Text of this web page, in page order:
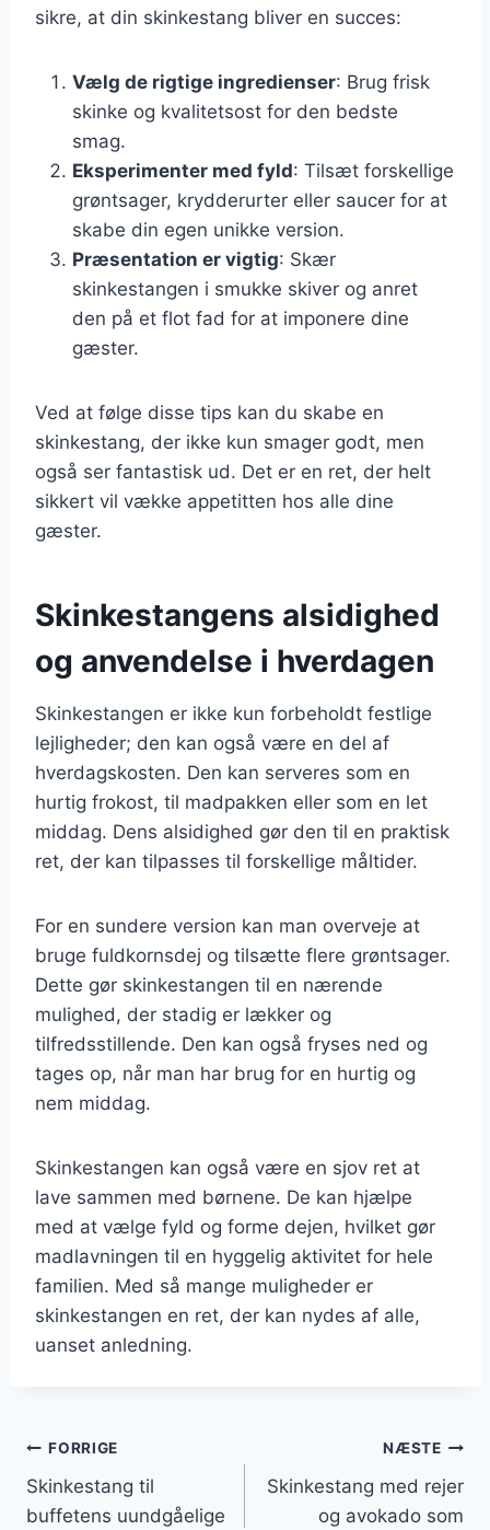
sikre, at din skinkestang bliver en succes:
Vælg de rigtige ingredienser: Brug frisk
skinke og kvalitetsost for den bedste
smag.
Eksperimenter med fyld: Tilsæt forskellige
grøntsager, krydderurter eller saucer for at
skabe din egen unikke version.
Præsentation er vigtig: Skær
skinkestangen i smukke skiver og anret
den på et flot fad for at imponere dine
gæster.
Ved at følge disse tips kan du skabe en
skinkestang, der ikke kun smager godt, men
også ser fantastisk ud. Det er en ret, der helt
sikkert vil vække appetitten hos alle dine
gæster.
Skinkestangens alsidighed
og anvendelse i hverdagen
Skinkestangen er ikke kun forbeholdt festlige
lejligheder; den kan også være en del af
hverdagskosten. Den kan serveres som en
hurtig frokost, til madpakken eller som en let
middag. Dens alsidighed gør den til en praktisk
ret, der kan tilpasses til forskellige måltider.
For en sundere version kan man overveje at
bruge fuldkornsdej og tilsætte flere grøntsager.
Dette gør skinkestangen til en nærende
mulighed, der stadig er lækker og
tilfredsstillende. Den kan også fryses ned og
tages op, når man har brug for en hurtig og
nem middag.
Skinkestangen kan også være en sjov ret at
lave sammen med børnene. De kan hjælpe
med at vælge fyld og forme dejen, hvilket gør
madlavningen til en hyggelig aktivitet for hele
familien. Med så mange muligheder er
skinkestangen en ret, der kan nydes af alle,
uanset anledning.
Indlægsnavigation
FORRIGE
Skinkestang til
buffetens uundgåelige
NÆSTE
Skinkestang med rejer
og avokado som